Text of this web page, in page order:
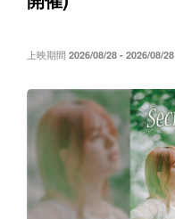
上映期間 2026/08/28 - 2026/08/28